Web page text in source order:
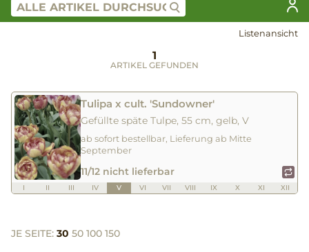
Listenansicht
1
ARTIKEL GEFUNDEN
Tulipa x cult. 'Sundowner'
Gefüllte späte Tulpe, 55 cm, gelb, V
ab sofort bestellbar, Lieferung ab Mitte
September
11/12 nicht lieferbar
I II III IV V VI VII VIII IX X XI XII
JE SEITE: 30 50 100 150